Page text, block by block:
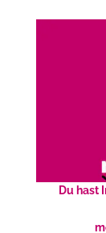
Du hast